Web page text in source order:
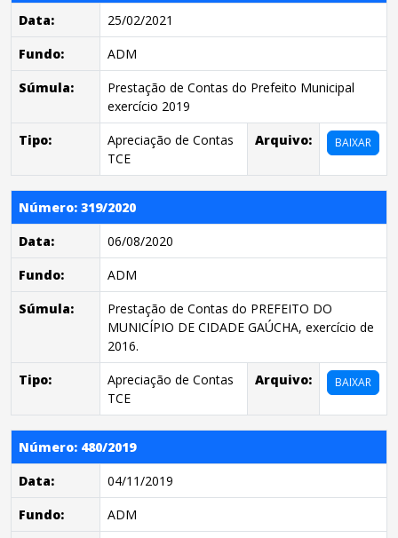
Data:
25/02/2021
Fundo:
ADM
Súmula:
Prestação de Contas do Prefeito Municipal
exercício 2019
Tipo:
Apreciação de Contas
TCE
Arquivo: BAIXAR
Número: 319/2020
Data:
06/08/2020
Fundo:
ADM
Súmula:
Prestação de Contas do PREFEITO DO
MUNICÍPIO DE CIDADE GAÚCHA, exercício de
2016.
Tipo:
Apreciação de Contas
TCE
Arquivo: BAIXAR
Número: 480/2019
Data:
04/11/2019
Fundo:
ADM